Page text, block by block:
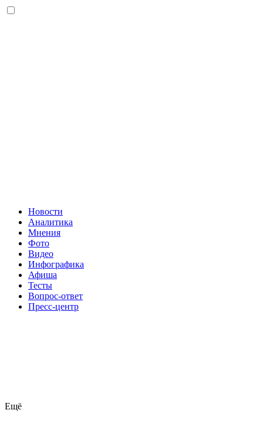
Новости
Аналитика
Мнения
Фото
Видео
Инфографика
Афиша
Тесты
Вопрос-ответ
Пресс-центр
Ещё